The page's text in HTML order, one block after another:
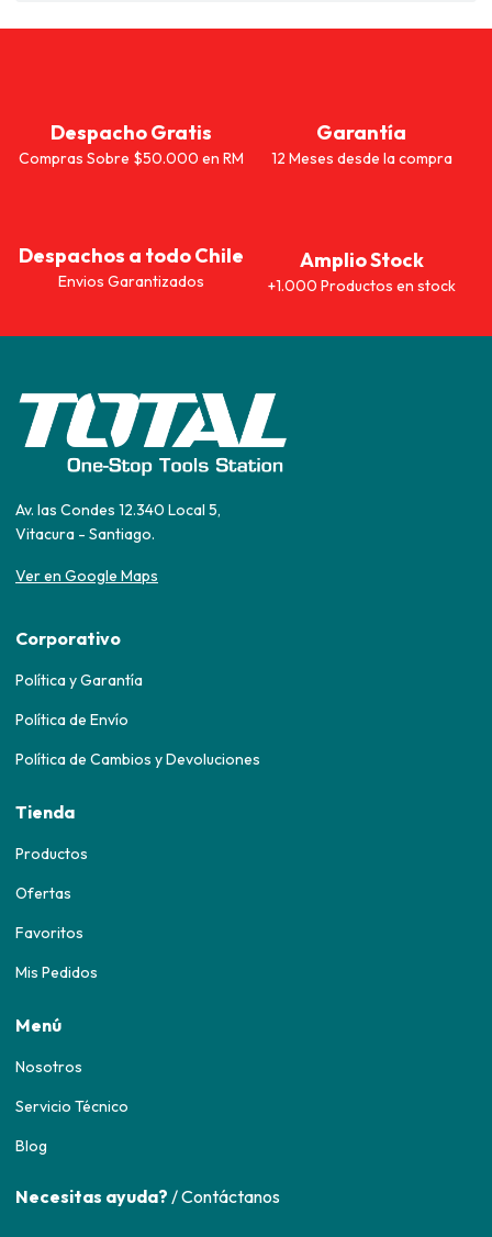
Despacho Gratis
Compras Sobre $50.000 en RM
Garantía
12 Meses desde la compra
Despachos a todo Chile
Envios Garantizados
Amplio Stock
+1.000 Productos en stock
Av. las Condes 12.340 Local 5,
Vitacura - Santiago.
Ver en Google Maps
Corporativo
Política y Garantía
Política de Envío
Política de Cambios y Devoluciones
Tienda
Productos
Ofertas
Favoritos
Mis Pedidos
Menú
Nosotros
Servicio Técnico
Blog
Necesitas ayuda? / Contáctanos